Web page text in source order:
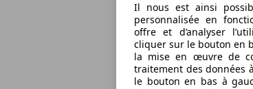
Il nous est ainsi
personnalisée en
offre et d’analyser
cliquer sur le bouton en
la mise en œuvre de
traitement des données
le bouton en bas à